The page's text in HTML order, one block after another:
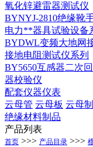
氧化锌避雷器测试仪
BYNYJ-2810绝缘靴
电力**器具试验设备
BYDWL变频大地网
接地电阻测试仪系列
BY5650互感器二次
器校验仪
配套仪器仪表
云母管 云母板 云母
绝缘材料制品
产品列表
首页 >>> 产品目录 >>>